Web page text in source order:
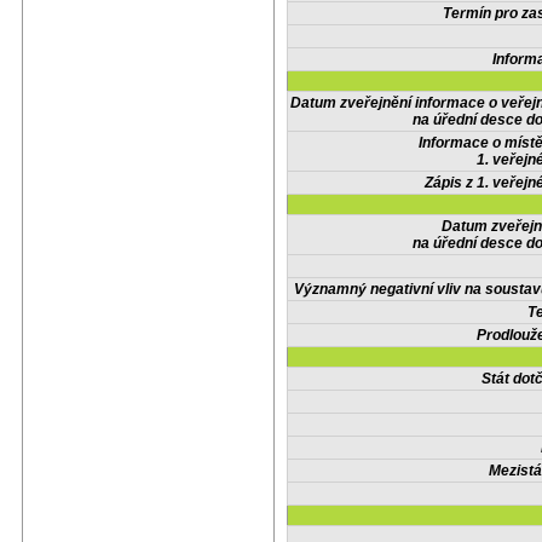
Termín pro
Datum zveřejnění informace o
na úřední desce
Informace o
1.
Zápis z 1.
Datum
na úřední desce
Významný negativní vliv na
Stát